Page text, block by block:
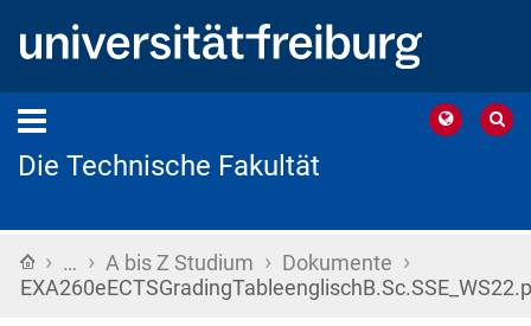
Die Technische Fakultät
Startseite
› … › A bis Z Studium › Dokumente ›